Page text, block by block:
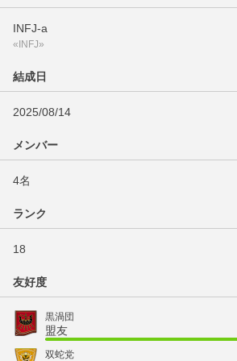
INFJ-a
«INFJ»
結成日
2025/08/14
メンバー
4名
ランク
18
友好度
黒渦団
盟友
双蛇党